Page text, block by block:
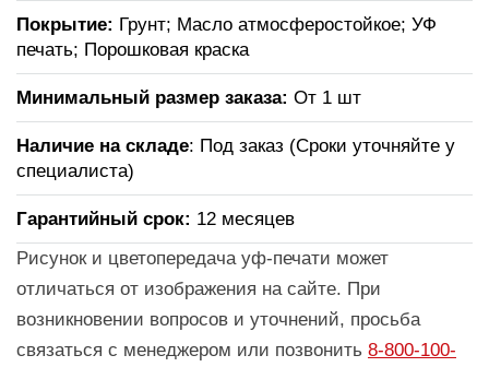
Покрытие: Грунт; Масло атмосферостойкое; УФ
печать; Порошковая краска
Минимальный размер заказа: От 1 шт
Наличие на складе: Под заказ (Сроки уточняйте у
специалиста)
Гарантийный срок: 12 месяцев
Рисунок и цветопередача уф-печати может
отличаться от изображения на сайте. При
возникновении вопросов и уточнений, просьба
связаться с менеджером или позвонить 8-800-100-